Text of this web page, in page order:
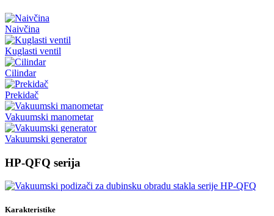
Naivčina
Kuglasti ventil
Cilindar
Prekidač
Vakuumski manometar
Vakuumski generator
HP-QFQ serija
Karakteristike